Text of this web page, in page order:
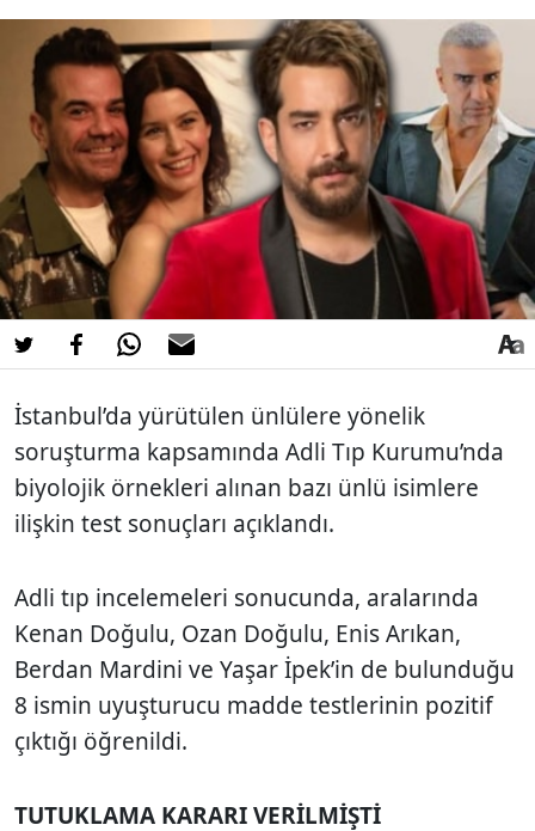
İstanbul’da yürütülen ünlülere yönelik
soruşturma kapsamında Adli Tıp Kurumu’nda
biyolojik örnekleri alınan bazı ünlü isimlere
ilişkin test sonuçları açıklandı.
Adli tıp incelemeleri sonucunda, aralarında
Kenan Doğulu, Ozan Doğulu, Enis Arıkan,
Berdan Mardini ve Yaşar İpek’in de bulunduğu
8 ismin uyuşturucu madde testlerinin pozitif
çıktığı öğrenildi.
TUTUKLAMA KARARI VERİLMİŞTİ